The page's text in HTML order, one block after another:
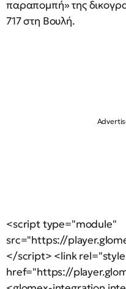
παραπομπή» της
717 στη Βουλή.
<script type="module"
src="https://
</script> <link
href="https://